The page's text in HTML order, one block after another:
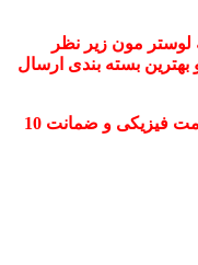
مون زیر نظر
بهترین بسته بندی ارسال
محصولات لوستر مون داری ضمانت سلامت فیزیکی و ضمانت 10